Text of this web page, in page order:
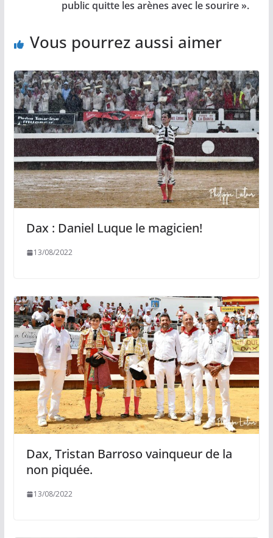
public quitte les arènes avec le sourire ».
Vous pourrez aussi aimer
Dax : Daniel Luque le magicien!
13/08/2022
Dax, Tristan Barroso vainqueur de la
non piquée.
13/08/2022